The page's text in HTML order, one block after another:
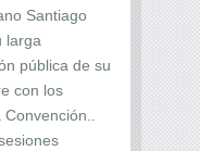
Santiago
larga
pública de su
con los